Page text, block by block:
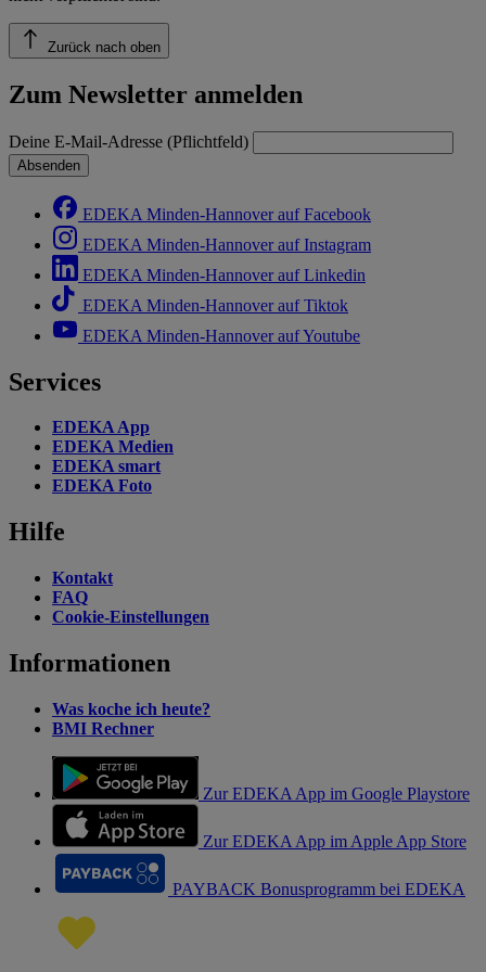
Zurück nach oben
Zum Newsletter anmelden
Deine E-Mail-Adresse (Pflichtfeld)
Absenden
EDEKA Minden-Hannover auf Facebook
EDEKA Minden-Hannover auf Instagram
EDEKA Minden-Hannover auf Linkedin
EDEKA Minden-Hannover auf Tiktok
EDEKA Minden-Hannover auf Youtube
Services
EDEKA App
EDEKA Medien
EDEKA smart
EDEKA Foto
Hilfe
Kontakt
FAQ
Cookie-Einstellungen
Informationen
Was koche ich heute?
BMI Rechner
Zur EDEKA App im Google Playstore
Zur EDEKA App im Apple App Store
PAYBACK Bonusprogramm bei EDEKA